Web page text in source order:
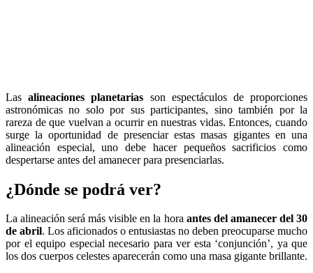
Lasalineaciones planetarias son espectáculos de proporciones
astronómicas no solo por sus participantes, sino también por la
rareza de que vuelvan a ocurrir en nuestras vidas. Entonces, cuando
surge la oportunidad de presenciar estas masas gigantes en una
alineación especial, uno debe hacer pequeños sacrificios como
despertarse antes del amanecer para presenciarlas.
¿Dónde se podrá ver?
La alineación será más visible en la hora antes del amanecer del 30
de abril. Los aficionados o entusiastas no deben preocuparse mucho
por el equipo especial necesario para ver esta ‘conjunción’, ya que
los dos cuerpos celestes aparecerán como una masa gigante brillante.